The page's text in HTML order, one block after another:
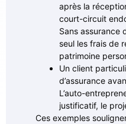
après la
court-circuit
Sans assurance
seul les frais de
patrimoine
Un client
d’assurance
L’auto-
justificatif, le
Ces exemples